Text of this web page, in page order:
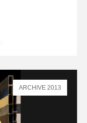
ARCHIVE 2013